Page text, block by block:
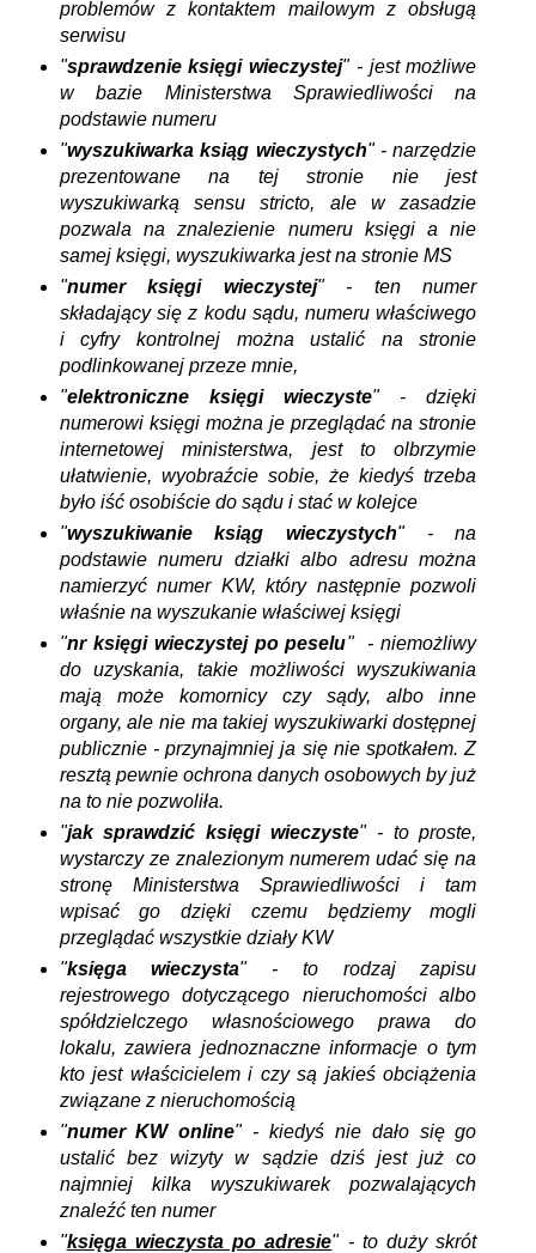
problemów z kontaktem mailowym z obsługą
serwisu
"sprawdzenie księgi wieczystej" - jest możliwe
w bazie Ministerstwa Sprawiedliwości na
podstawie numeru
"wyszukiwarka ksiąg wieczystych" - narzędzie
prezentowane na tej stronie nie jest
wyszukiwarką sensu stricto, ale w zasadzie
pozwala na znalezienie numeru księgi a nie
samej księgi, wyszukiwarka jest na stronie MS
"numer księgi wieczystej" - ten numer
składający się z kodu sądu, numeru właściwego
i cyfry kontrolnej można ustalić na stronie
podlinkowanej przeze mnie,
"elektroniczne księgi wieczyste" - dzięki
numerowi księgi można je przeglądać na stronie
internetowej ministerstwa, jest to olbrzymie
ułatwienie, wyobraźcie sobie, że kiedyś trzeba
było iść osobiście do sądu i stać w kolejce
"wyszukiwanie ksiąg wieczystych" - na
podstawie numeru działki albo adresu można
namierzyć numer KW, który następnie pozwoli
właśnie na wyszukanie właściwej księgi
"nr księgi wieczystej po peselu" - niemożliwy
do uzyskania, takie możliwości wyszukiwania
mają może komornicy czy sądy, albo inne
organy, ale nie ma takiej wyszukiwarki dostępnej
publicznie - przynajmniej ja się nie spotkałem. Z
resztą pewnie ochrona danych osobowych by już
na to nie pozwoliła.
"jak sprawdzić księgi wieczyste" - to proste,
wystarczy ze znalezionym numerem udać się na
stronę Ministerstwa Sprawiedliwości i tam
wpisać go dzięki czemu będziemy mogli
przeglądać wszystkie działy KW
"księga wieczysta" - to rodzaj zapisu
rejestrowego dotyczącego nieruchomości albo
spółdzielczego własnościowego prawa do
lokalu, zawiera jednoznaczne informacje o tym
kto jest właścicielem i czy są jakieś obciążenia
związane z nieruchomością
"numer KW online" - kiedyś nie dało się go
ustalić bez wizyty w sądzie dziś jest już co
najmniej kilka wyszukiwarek pozwalających
znaleźć ten numer
"księga wieczysta po adresie" - to duży skrót